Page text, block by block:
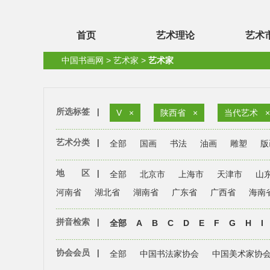
首页 艺术理论 艺术
中国书画网 > 艺术家 > 艺术家
所选标签 | V × 陕西省 × 当代艺术 ×
艺术分类 | 全部 国画 书法 油画 雕塑
地 区 | 全部 北京市 上海市 天津市
山
河南省
湖北省 湖南省 广东省 广西省 海南
拼音检索 | 全部 A B C D E F G H I
协会会员 | 全部 中国书法家协会 中国美术家协